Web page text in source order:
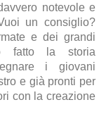
notevole e
un consiglio?
e dei grandi
fatto la storia
i giovani
e già pronti per
con la creazione